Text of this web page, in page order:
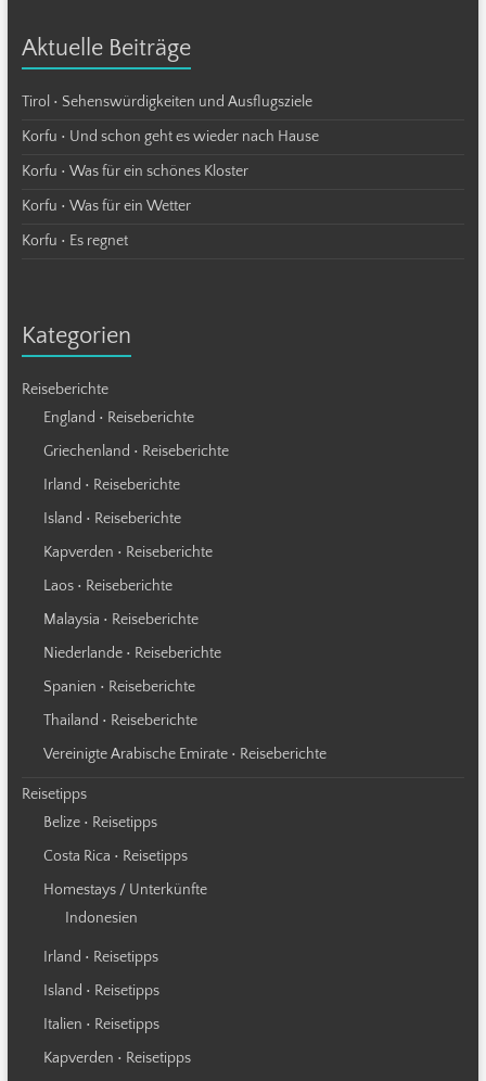
Aktuelle Beiträge
Tirol • Sehenswürdigkeiten und Ausflugsziele
Korfu • Und schon geht es wieder nach Hause
Korfu • Was für ein schönes Kloster
Korfu • Was für ein Wetter
Korfu • Es regnet
Kategorien
Reiseberichte
England • Reiseberichte
Griechenland • Reiseberichte
Irland • Reiseberichte
Island • Reiseberichte
Kapverden • Reiseberichte
Laos • Reiseberichte
Malaysia • Reiseberichte
Niederlande • Reiseberichte
Spanien • Reiseberichte
Thailand • Reiseberichte
Vereinigte Arabische Emirate • Reiseberichte
Reisetipps
Belize • Reisetipps
Costa Rica • Reisetipps
Homestays / Unterkünfte
Indonesien
Irland • Reisetipps
Island • Reisetipps
Italien • Reisetipps
Kapverden • Reisetipps